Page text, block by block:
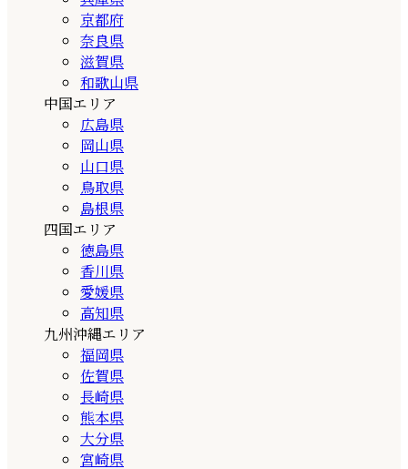
京都府
奈良県
滋賀県
和歌山県
中国エリア
広島県
岡山県
山口県
鳥取県
島根県
四国エリア
徳島県
香川県
愛媛県
高知県
九州沖縄エリア
福岡県
佐賀県
長崎県
熊本県
大分県
宮崎県